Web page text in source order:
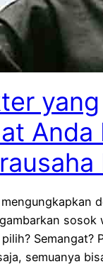
yang
Anda
sosok
Semangat?
semuanya